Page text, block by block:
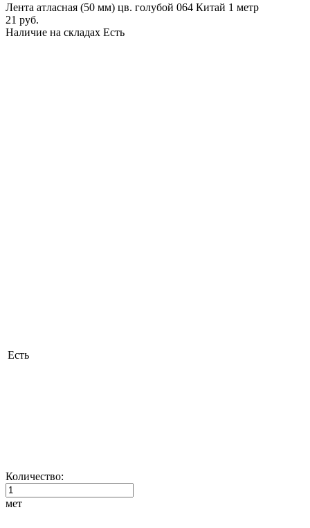
Лента атласная (50 мм) цв. голубой 064 Китай 1 метр
21 руб.
Наличие на складах Есть
Есть
Количество:
мет